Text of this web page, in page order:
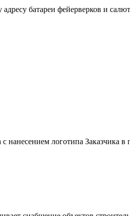
батареи фейерверков и
логотипа Заказчика в